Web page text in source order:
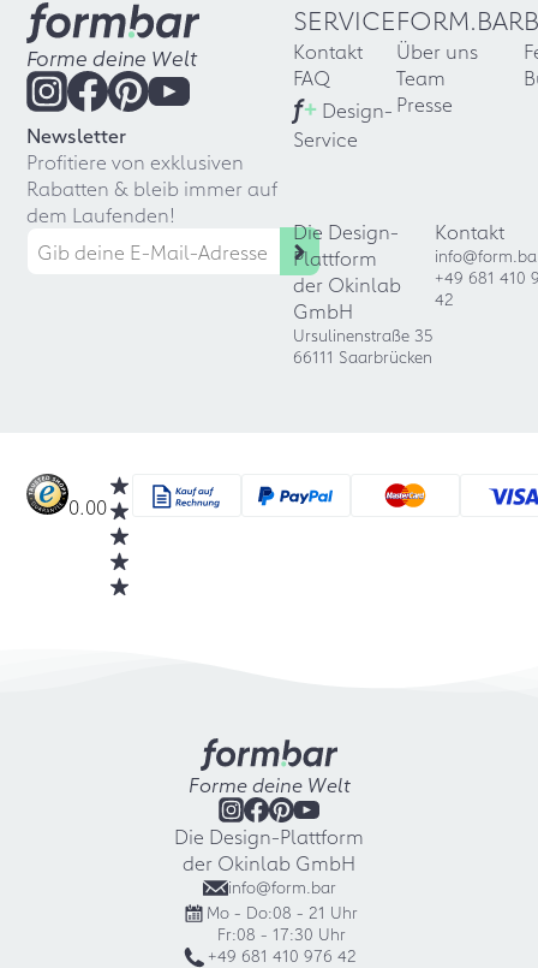
Forme deine Welt
Newsletter
Profitiere von exklusiven
Rabatten & bleib immer auf
dem Laufenden!
SERVICE
Kontakt
FAQ
f+ Design-
Service
FORM.BAR
Über uns
Team
Presse
Die Design-
Plattform
der Okinlab
GmbH
Ursulinenstraße 35
66111 Saarbrücken
Kontakt
+49 681 410
42
0.00
Forme deine Welt
Die Design-Plattform
der Okinlab GmbH
info@form.bar
Mo - Do:08 - 21 Uhr
Fr:08 - 17:30 Uhr
+49 681 410 976 42